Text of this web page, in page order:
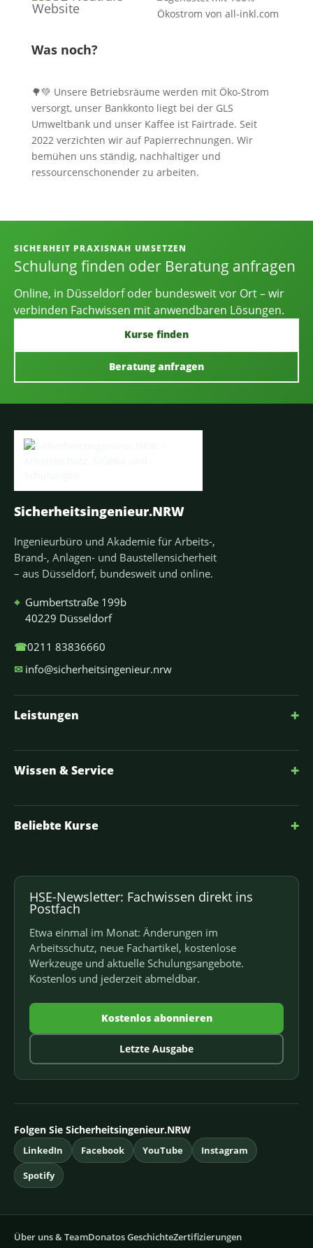
Was noch?
🌳💚 Unsere Betriebsräume werden mit Öko-Strom
versorgt, unser Bankkonto liegt bei der GLS
Umweltbank und unser Kaffee ist Fairtrade. Seit
2022 verzichten wir auf Papierrechnungen. Wir
bemühen uns ständig, nachhaltiger und
ressourcenschonender zu arbeiten.
Informationen, Kontakt und
SICHERHEIT PRAXISNAH UMSETZEN
Schulung finden oder Beratung anfragen
Online, in Düsseldorf oder bundesweit vor Ort – wir
verbinden Fachwissen mit anwendbaren Lösungen.
Kurse finden
Beratung anfragen
Sicherheitsingenieur.NRW
Ingenieurbüro und Akademie für Arbeits-,
Brand-, Anlagen- und Baustellensicherheit
– aus Düsseldorf, bundesweit und online.
⌖ Gumbertstraße 199b
40229 Düsseldorf
☎0211 83836660
✉ info@sicherheitsingenieur.nrw
Leistungen +
Wissen & Service +
Beliebte Kurse +
HSE-Newsletter: Fachwissen direkt ins
Postfach
Etwa einmal im Monat: Änderungen im
Arbeitsschutz, neue Fachartikel, kostenlose
Werkzeuge und aktuelle Schulungsangebote.
Kostenlos und jederzeit abmeldbar.
Kostenlos abonnieren
Letzte Ausgabe
Folgen Sie Sicherheitsingenieur.NRW
LinkedIn Facebook YouTube
Instagram
Spotify
Über uns & TeamDonatos GeschichteZertifizierungen